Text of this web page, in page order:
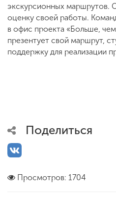
экскурсионных маршрутов.
оценку своей работы.
в офис проекта «Больше,
презентует свой маршрут,
поддержку для реализации
Поделиться
Просмотров: 1704